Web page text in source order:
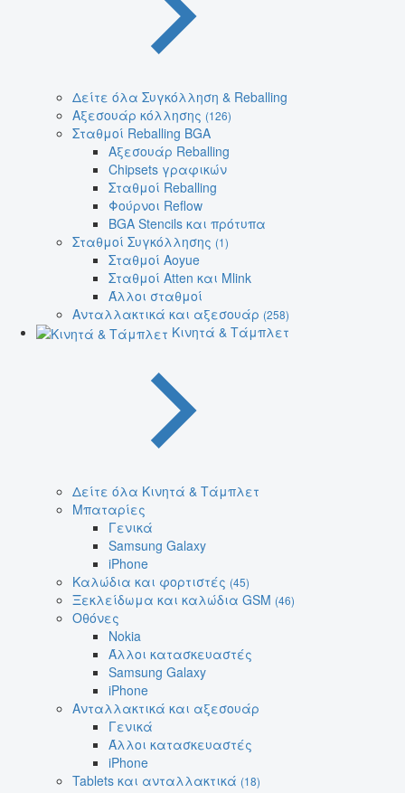
Δείτε όλα Συγκόλληση & Reballing
Αξεσουάρ κόλλησης (126)
Σταθμοί Reballing BGA
Αξεσουάρ Reballing
Chipsets γραφικών
Σταθμοί Reballing
Φούρνοι Reflow
BGA Stencils και πρότυπα
Σταθμοί Συγκόλλησης (1)
Σταθμοί Aoyue
Σταθμοί Atten και Mlink
Άλλοι σταθμοί
Ανταλλακτικά και αξεσουάρ (258)
Κινητά & Τάμπλετ
Δείτε όλα Κινητά & Τάμπλετ
Μπαταρίες
Γενικά
Samsung Galaxy
iPhone
Καλώδια και φορτιστές (45)
Ξεκλείδωμα και καλώδια GSM (46)
Οθόνες
Nokia
Άλλοι κατασκευαστές
Samsung Galaxy
iPhone
Ανταλλακτικά και αξεσουάρ
Γενικά
Άλλοι κατασκευαστές
iPhone
Tablets και ανταλλακτικά (18)